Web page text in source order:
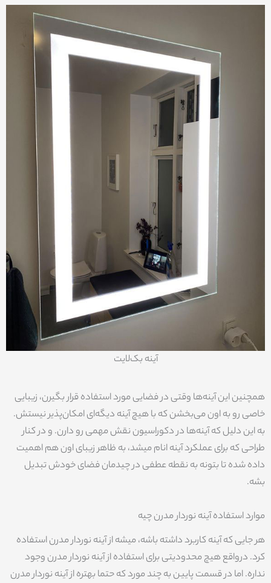
آینه بک‌لایت
همچنین این آینه‌ها وقتی در فضایی مورد استفاده قرار بگیرن، زیبایی
خاصی رو به اون می‌بخشن که با هیچ آینه‌ دیگه‌ای امکان‌پذیر نیستش.
به این دلیل که آینه‌ها در دکوراسیون نقش مهمی رو دارن. و در کنار
طراحی که برای عملکرد آینه انام میشد، به ظاهر زیبای اون هم اهمیت
داده شده تا بتونه به نقطه عطفی در چیدمان فضای خودش تبدیل
بشه.
موارد استفاده آینه نوردار مدرن چیه
هر جایی که آینه کاربرد داشته باشه، میشه از آینه نوردار مدرن استفاده
کرد. درواقع هیچ محدودیتی برای استفاده از آینه نوردار مدرن وجود
نداره. اما در قسمت پایین به چند مورد که حتما بهتره از آینه نوردار مدرن